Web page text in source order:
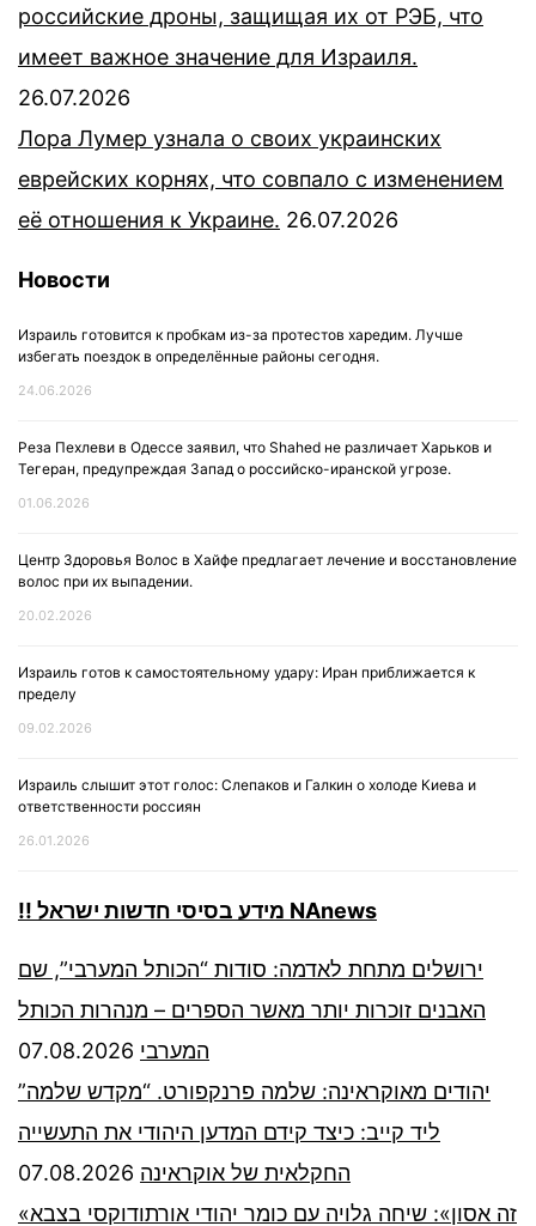
российские дроны, защищая их от РЭБ, что
имеет важное значение для Израиля.
26.07.2026
Лора Лумер узнала о своих украинских
еврейских корнях, что совпало с изменением
её отношения к Украине. 26.07.2026
Новости
Израиль готовится к пробкам из-за протестов харедим. Лучше
избегать поездок в определённые районы сегодня.
24.06.2026
Реза Пехлеви в Одессе заявил, что Shahed не различает Харьков и
Тегеран, предупреждая Запад о российско-иранской угрозе.
01.06.2026
Центр Здоровья Волос в Хайфе предлагает лечение и восстановление
волос при их выпадении.
20.02.2026
Израиль готов к самостоятельному удару: Иран приближается к
пределу
09.02.2026
Израиль слышит этот голос: Слепаков и Галкин о холоде Киева и
ответственности россиян
26.01.2026
!! מידע בסיסי חדשות ישראל NAnews
ירושלים מתחת לאדמה: סודות “הכותל המערבי”, שם
האבנים זוכרות יותר מאשר הספרים – מנהרות הכותל
המערבי 07.08.2026
יהודים מאוקראינה: שלמה פרנקפורט. “מקדש שלמה”
ליד קייב: כיצד קידם המדען היהודי את התעשייה
החקלאית של אוקראינה 07.08.2026
«זה אסון»: שיחה גלויה עם כומר יהודי אורתודוקסי בצבא